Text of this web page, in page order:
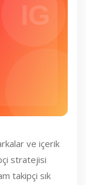
ve içerik
stratejisi
takipçi sık